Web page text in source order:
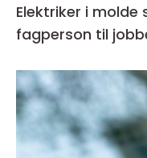
Elektriker i molde slik finner du riktig
fagperson til